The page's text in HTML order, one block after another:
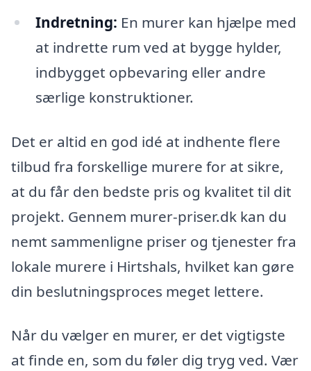
Indretning: En murer kan hjælpe med
at indrette rum ved at bygge hylder,
indbygget opbevaring eller andre
særlige konstruktioner.
Det er altid en god idé at indhente flere
tilbud fra forskellige murere for at sikre,
at du får den bedste pris og kvalitet til dit
projekt. Gennem murer-priser.dk kan du
nemt sammenligne priser og tjenester fra
lokale murere i Hirtshals, hvilket kan gøre
din beslutningsproces meget lettere.
Når du vælger en murer, er det vigtigste
at finde en, som du føler dig tryg ved. Vær